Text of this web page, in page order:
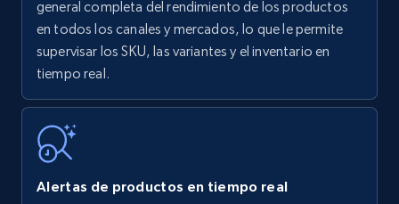
Amazon products - find products by using
upc numbers
Title, Seller name, Brand, Description, Initial
price, Currency, Availability, Reviews count, and
35.3K+
general completa del rendimiento de los productos
en todos los canales y mercados, lo que le permite
supervisar los SKU, las variantes y el inventario en
tiempo real.
Alertas de productos en tiempo real